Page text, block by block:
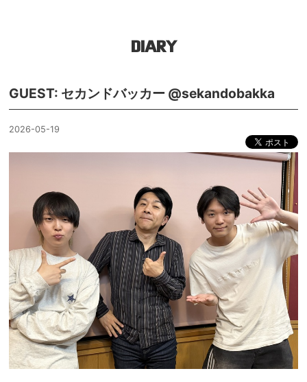
DIARY
GUEST: セカンドバッカー @sekandobakka
2026-05-19